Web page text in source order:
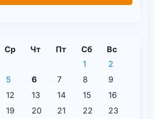
Ср Чт Пт Сб Вс
1
2
5 6 7 8
9
12 13 14 15
16
19 20 21 22
23